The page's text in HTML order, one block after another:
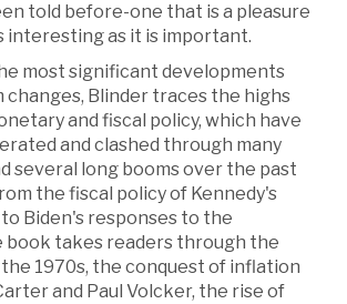
told before-one that is a pleasure
interesting as it is important.
most significant developments
changes, Blinder traces the highs
and fiscal policy, which have
and clashed through many
several long booms over the past
the fiscal policy of Kennedy's
Biden's responses to the
book takes readers through the
1970s, the conquest of inflation
and Paul Volcker, the rise of